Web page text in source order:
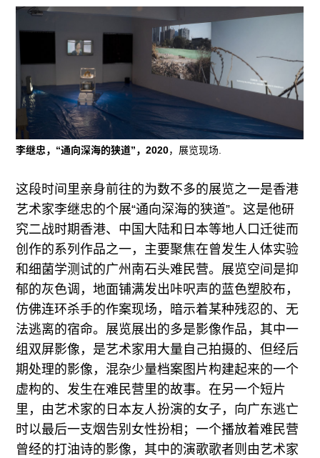
李继忠，“通向深海的狭道”，2020，展览现场.
这段时间里亲身前往的为数不多的展览之一是香港
艺术家李继忠的个展“通向深海的狭道”。这是他研
究二战时期香港、中国大陆和日本等地人口迁徙而
创作的系列作品之一，主要聚焦在曾发生人体实验
和细菌学测试的广州南石头难民营。展览空间是抑
郁的灰色调，地面铺满发出咔呎声的蓝色塑胶布，
仿佛连环杀手的作案现场，暗示着某种残忍的、无
法逃离的宿命。展览展出的多是影像作品，其中一
组双屏影像，是艺术家用大量自己拍摄的、但经后
期处理的影像，混杂少量档案图片构建起来的一个
虚构的、发生在难民营里的故事。在另一个短片
里，由艺术家的日本友人扮演的女子，向广东逃亡
时以最后一支烟告别女性扮相；一个播放着难民营
曾经的打油诗的影像，其中的演歌歌者则由艺术家